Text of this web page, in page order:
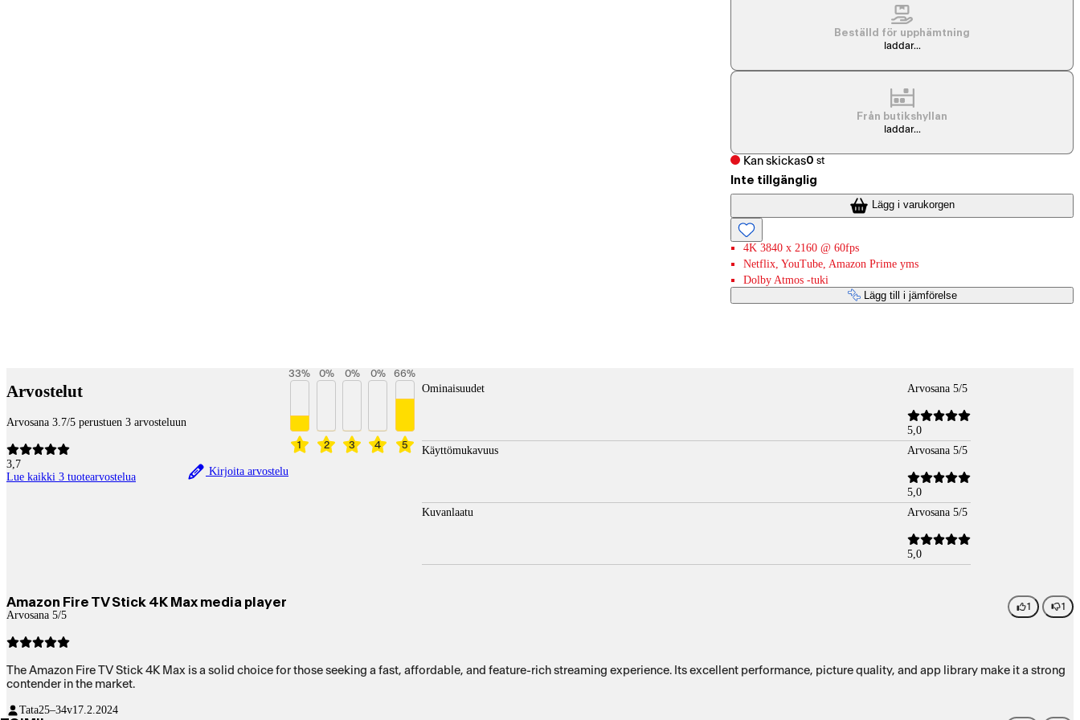
Beställd för upphämtning
laddar...
Från butikshyllan
laddar...
Kan skickas0 st
Inte tillgänglig
Lägg i varukorgen
4K 3840 x 2160 @ 60fps
Netflix, YouTube, Amazon Prime yms
Dolby Atmos -tuki
Lägg till i jämförelse
Arvostelut
Arvosana 3.7/5 perustuen 3 arvosteluun
3,7
Lue kaikki 3 tuotearvostelua
Kirjoita arvostelu
1
33%
2
0%
3
0%
4
0%
5
66%
Ominaisuudet Arvosana 5/5
5,0
Käyttömukavuus
Arvosana 5/5
5,0
Kuvanlaatu
Arvosana 5/5
5,0
Amazon Fire TV Stick 4K Max media player
Arvosana 5/5
1 1
The Amazon Fire TV Stick 4K Max is a solid choice for those seeking a fast, affordable, and feature-rich streaming experience. Its excellent performance, picture quality, and app library make it a strong
contender in the market.
Tata25–34v17.2.2024